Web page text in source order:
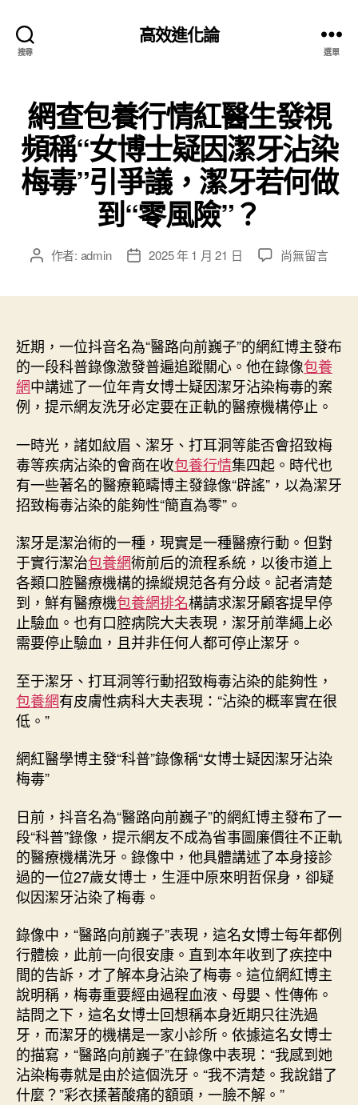
搜尋
高效進化論
選單
網查包養行情紅醫生發視
頻稱“女博士疑因潔牙沾染
梅毒”引爭議，潔牙若何做
到“零風險”？
文 作者: admin
文
期
2025 年 1 月 21 日
在
行
情
紅
醫
生
視
頻
稱
士
疑
因
潔
牙
沾
染
毒”
引
爭
牙
做
到
“零
風
險”？〉
尚無留言
近期，一位抖音名為“醫路向前巍子”的網紅博主發布
的一段科普錄像激發普遍追蹤關心。他在錄像包養
網中講述了一位年青女博士疑因潔牙沾染梅毒的案
例，提示網友洗牙必定要在正軌的醫療機構停止。
一時光，諸如紋眉、潔牙、打耳洞等能否會招致梅
毒等疾病沾染的會商在收包養行情集四起。時代也
有一些著名的醫療範疇博主發錄像“辟謠”，以為潔牙
招致梅毒沾染的能夠性“簡直為零”。
潔牙是潔治術的一種，現實是一種醫療行動。但對
于實行潔治包養網術前后的流程系統，以後市道上
各類口腔醫療機構的操縱規范各有分歧。記者清楚
到，鮮有醫療機包養網排名構請求潔牙顧客提早停
止驗血。也有口腔病院大夫表現，潔牙前準繩上必
需要停止驗血，且并非任何人都可停止潔牙。
至于潔牙、打耳洞等行動招致梅毒沾染的能夠性，
包養網有皮膚性病科大夫表現：“沾染的概率實在很
低。”
網紅醫學博主發“科普”錄像稱“女博士疑因潔牙沾染
梅毒”
日前，抖音名為“醫路向前巍子”的網紅博主發布了一
段“科普”錄像，提示網友不成為省事圖廉價往不正軌
的醫療機構洗牙。錄像中，他具體講述了本身接診
過的一位27歲女博士，生涯中原來明哲保身，卻疑
似因潔牙沾染了梅毒。
錄像中，“醫路向前巍子”表現，這名女博士每年都例
行體檢，此前一向很安康。直到本年收到了疾控中
間的告訴，才了解本身沾染了梅毒。這位網紅博主
說明稱，梅毒重要經由過程血液、母嬰、性傳佈。
詰問之下，這名女博士回想稱本身近期只往洗過
牙，而潔牙的機構是一家小診所。依據這名女博士
的描寫，“醫路向前巍子”在錄像中表現：“我感到她
沾染梅毒就是由於這個洗牙。“我不清楚。我說錯了
什麼？”彩衣揉著酸痛的額頭，一臉不解。”